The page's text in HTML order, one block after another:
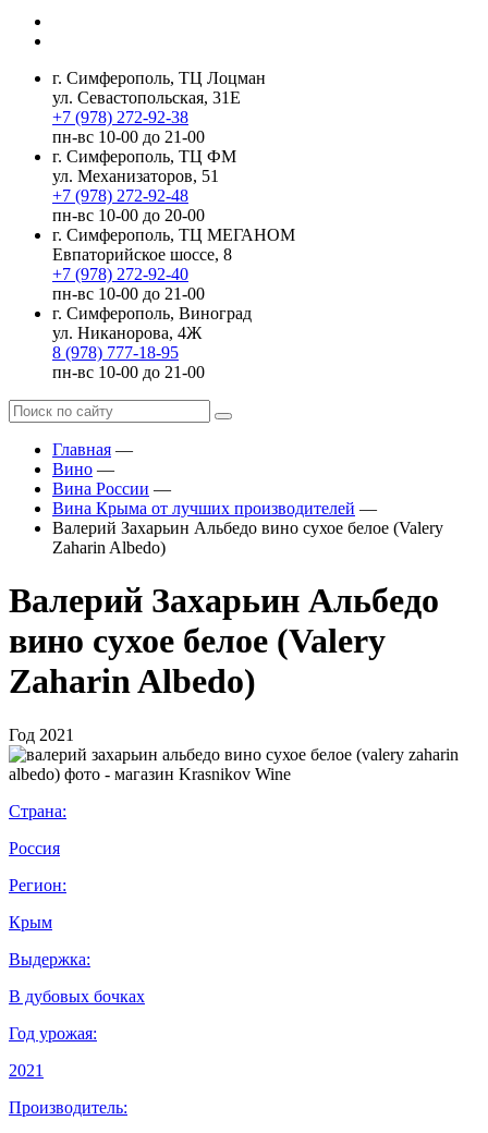
г. Симферополь, ТЦ Лоцман
ул. Севастопольская, 31Е
+7 (978) 272-92-38
пн-вс 10-00 до 21-00
г. Симферополь, ТЦ ФМ
ул. Механизаторов, 51
+7 (978) 272-92-48
пн-вс 10-00 до 20-00
г. Симферополь, ТЦ МЕГАНОМ
Евпаторийское шоссе, 8
+7 (978) 272-92-40
пн-вс 10-00 до 21-00
г. Симферополь, Виноград
ул. Никанорова, 4Ж
8 (978) 777-18-95
пн-вс 10-00 до 21-00
Главная —
Вино —
Вина России —
Вина Крыма от лучших производителей —
Валерий Захарьин Альбедо вино сухое белое (Valery
Zaharin Albedo)
Валерий Захарьин Альбедо
вино сухое белое (Valery
Zaharin Albedo)
Год 2021
Страна:
Россия
Регион:
Крым
Выдержка:
В дубовых бочках
Год урожая:
2021
Производитель: